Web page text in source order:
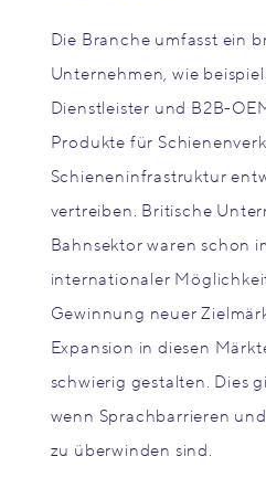
Die Branche umfasst ein
Unternehmen, wie
Dienstleister und B2B-
Produkte für
Schieneninfrastruktur
vertreiben. Britische
Bahnsektor waren schon
internationaler
Gewinnung neuer
Expansion in diesen
schwierig gestalten. Dies
wenn Sprachbarrieren
zu überwinden sind.